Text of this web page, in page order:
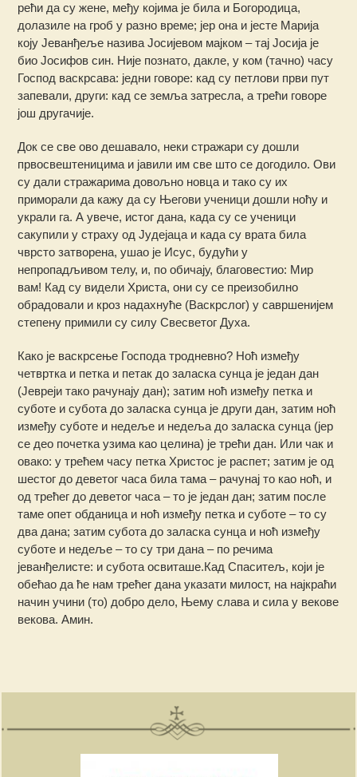
рећи да су жене, међу којима је била и Богородица,
долазиле на гроб у разно време; јер она и јесте Марија
коју Јеванђеље назива Јосијевом мајком – тај Јосија је
био Јосифов син. Није познато, дакле, у ком (тачно) часу
Господ васкрсава: једни говоре: кад су петлови први пут
запевали, други: кад се земља затресла, а трећи говоре
још другачије.
Док се све ово дешавало, неки стражари су дошли
првосвештеницима и јавили им све што се догодило. Ови
су дали стражарима довољно новца и тако су их
приморали да кажу да су Његови ученици дошли ноћу и
украли га. А увече, истог дана, када су се ученици
сакупили у страху од Јудејаца и када су врата била
чврсто затворена, ушао је Исус, будући у
непропадљивом телу, и, по обичају, благовестио: Мир
вам! Кад су видели Христа, они су се преизобилно
обрадовали и кроз надахнуће (Васкрслог) у савршенијем
степену примили су силу Свесветог Духа.
Како је васкрсење Господа тродневно? Ноћ између
четвртка и петка и петак до заласка сунца је један дан
(Јевреји тако рачунају дан); затим ноћ између петка и
суботе и субота до заласка сунца је други дан, затим ноћ
између суботе и недеље и недеља до заласка сунца (јер
се део почетка узима као целина) је трећи дан. Или чак и
овако: у трећем часу петка Христос је распет; затим је од
шестог до деветог часа била тама – рачунај то као ноћ, и
од трећег до деветог часа – то је један дан; затим после
таме опет обданица и ноћ између петка и суботе – то су
два дана; затим субота до заласка сунца и ноћ између
суботе и недеље – то су три дана – по речима
јеванђелисте: и субота освиташе.Кад Спаситељ, који је
обећао да ће нам трећег дана указати милост, на најкраћи
начин учини (то) добро дело, Њему слава и сила у векове
векова. Амин.